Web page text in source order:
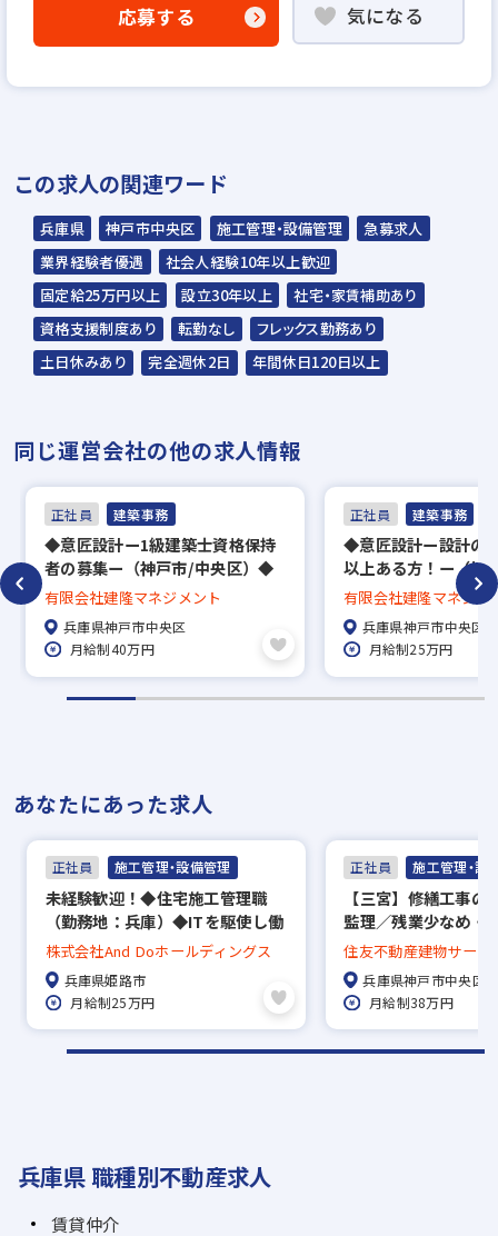
WEB書類選考
▼
説明選考会（電話面談）
式会社が行います＊
スラッシュ株式会社からのご連絡をお待ち
ください。
ご連絡までに7日程度いただく場合があり
ます。予めご了承ください。
源ビル7F
▼
面接（オンライン面接可）
▼
内定
※入社時期は相談に応じます。
※現在、在職中の方も積極的にご応募くださ
応募する 気になる
この求人の関連ワード
兵庫県 神戸市中央区 施工管理・設備管理
急募求人
業界経験者優遇
社会人経験10年以上歓迎
固定給25万円以上
設立30年以上
社宅・家賃補助あり
資格支援制度あり
転勤なし
フレックス勤務あり
土日休みあり
完全週休2日 年間休日120日以上
同じ運営会社の他の求人情報
正社員 建築事務
◆意匠設計ー1級建築士資格保持
者の募集ー（神戸市/中央区）◆
転勤なし／残業少なめ/年間休日
120日以上/完全週休二日制＆土日
祝休み
有限会社建隆マネジメント
兵庫県神戸市中央区
月給制40万円
正社員 建築事務
◆意匠設計ー設計の
以上ある方！ー（神
区）◆転勤なし／残
間休日120日以上/完
＆土日祝休み
有限会社建隆マネジメ
兵庫県神戸市中央区
月給制25万円
あなたにあった求人
正社員 施工管理・設備管理
未経験歓迎！◆住宅施工管理職
（勤務地：兵庫）◆ITを駆使し働
き方改革を進めております！／資
格手当有！1級建築施工管理技士2
万円、他
株式会社And Doホールディングス
兵庫県姫路市
月給制25万円
正社員 施工管理・設
【三宮】修繕工事の
監理／残業少なめ・
転勤なし／年間休日
住友不動産建物サービ
兵庫県神戸市中央区
月給制38万円
兵庫県 職種別不動産求人
賃貸仲介